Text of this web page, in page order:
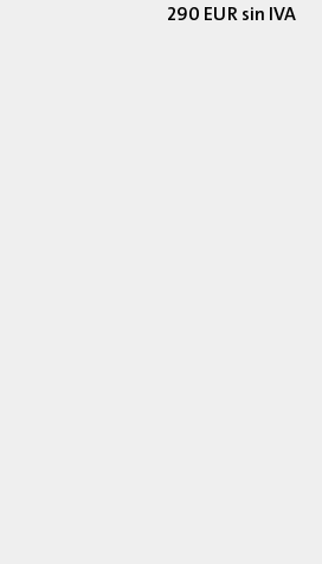
290 EUR sin IVA